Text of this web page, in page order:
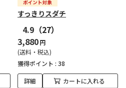
すっきりスダチ
4.9 （27）
3,880円
(送料・税込)
獲得ポイント : 38
詳細 カートに入れる